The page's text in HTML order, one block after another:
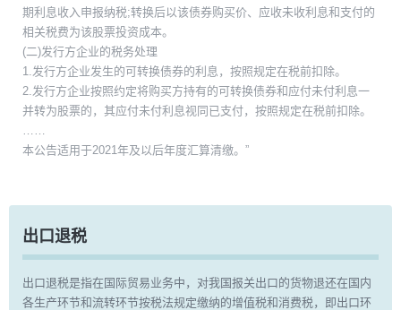
期利息收入申报纳税;转换后以该债券购买价、应收未收利息和支付的
相关税费为该股票投资成本。
(二)发行方企业的税务处理
1.发行方企业发生的可转换债券的利息，按照规定在税前扣除。
2.发行方企业按照约定将购买方持有的可转换债券和应付未付利息一
并转为股票的，其应付未付利息视同已支付，按照规定在税前扣除。
……
本公告适用于2021年及以后年度汇算清缴。”
出口退税
出口退税是指在国际贸易业务中，对我国报关出口的货物退还在国内
各生产环节和流转环节按税法规定缴纳的增值税和消费税，即出口环